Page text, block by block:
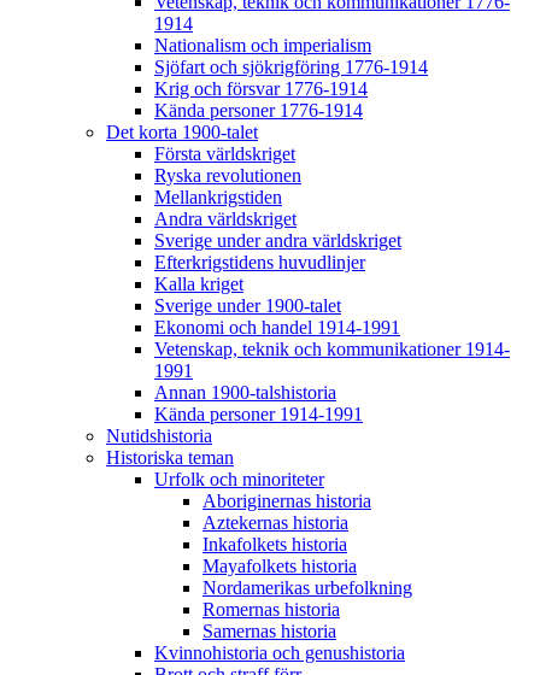
1914
Nationalism och imperialism
Sjöfart och sjökrigföring 1776-1914
Krig och försvar 1776-1914
Kända personer 1776-1914
Det korta 1900-talet
Första världskriget
Ryska revolutionen
Mellankrigstiden
Andra världskriget
Sverige under andra världskriget
Efterkrigstidens huvudlinjer
Kalla kriget
Sverige under 1900-talet
Ekonomi och handel 1914-1991
Vetenskap, teknik och kommunikationer 1914-
1991
Annan 1900-talshistoria
Kända personer 1914-1991
Nutidshistoria
Historiska teman
Urfolk och minoriteter
Aboriginernas historia
Aztekernas historia
Inkafolkets historia
Mayafolkets historia
Nordamerikas urbefolkning
Romernas historia
Samernas historia
Kvinnohistoria och genushistoria